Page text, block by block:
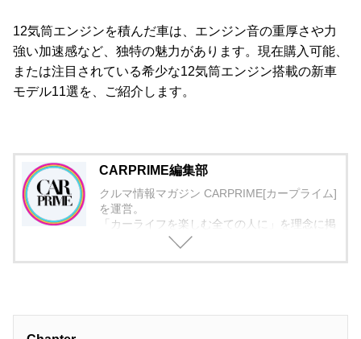
12気筒エンジンを積んだ車は、エンジン音の重厚さや力
強い加速感など、独特の魅力があります。現在購入可能、
または注目されている希少な12気筒エンジン搭載の新車
モデル11選を、ご紹介します。
CARPRIME編集部
クルマ情報マガジン CARPRIME[カープライム]
を運営。
「カーライフを楽しむ全ての人に」を理念に掲
げ、編集に取り組んでいます。